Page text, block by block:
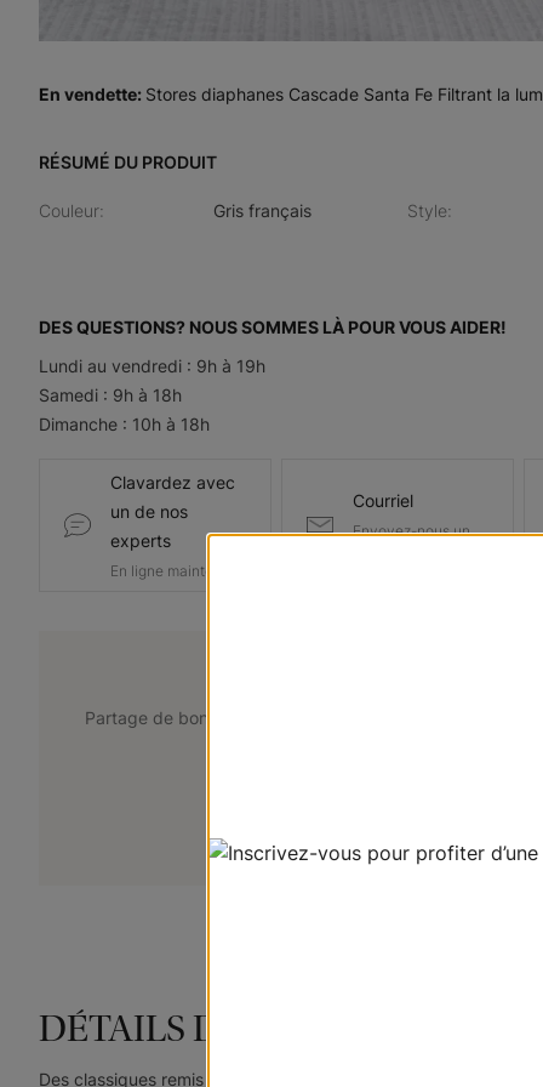
En vendette: Stores diaphanes Cascade Santa Fe Filtrant la
RÉSUMÉ DU PRODUIT
Couleur: Gris français Style:
DES QUESTIONS? NOUS SOMMES LÀ POUR VOUS AIDER!
Lundi au vendredi : 9h à 19h
Samedi : 9h à 18h
Dimanche : 10h à 18h
Clavardez avec
un de nos
experts
En ligne maintenant
Courriel
Envoyez-nous un
Partage de bons points de vue. Taguez
DÉTAILS DU PRODUIT
Des classiques remis au goût du jour, nos stores « Cascade